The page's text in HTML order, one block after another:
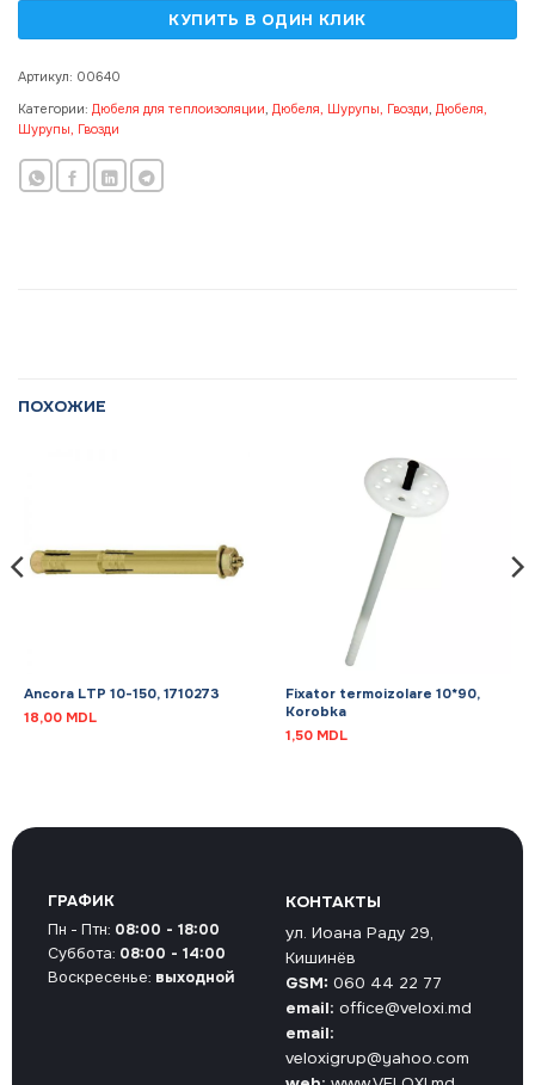
Артикул: 00640
Категории: Дюбеля для теплоизоляции, Дюбеля, Шурупы, Гвозди, Дюбеля,
Шурупы, Гвозди
ПОХОЖИЕ
Ancora LTP 10-150, 1710273
18,00 MDL
Fixator termoizolare 10*90,
Korobka
1,50 MDL
КОНТАКТЫ
ул. Иоана Раду 29,
Кишинёв
GSM: 060 44 22 77
email: office@veloxi.md
email:
veloxigrup@yahoo.com
ГРАФИК
Пн - Птн: 08:00 - 18:00
Суббота: 08:00 - 14:00
Воскресенье: выходной